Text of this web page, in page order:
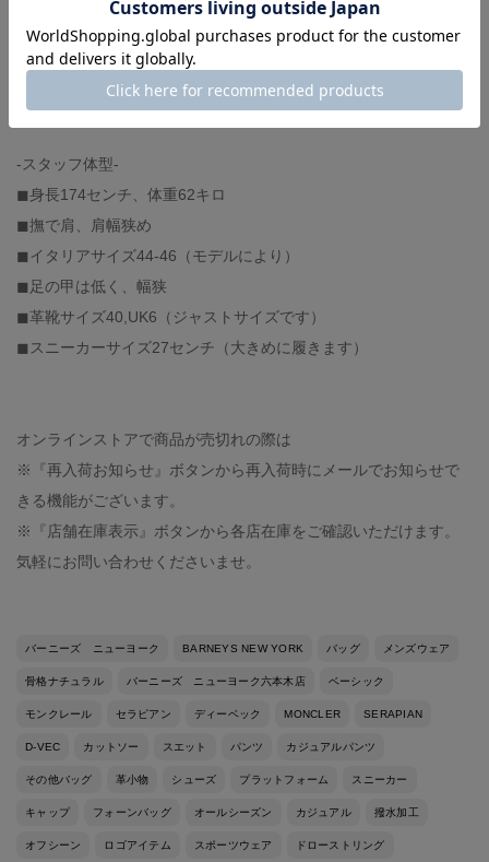
pants :D-VEC ALMOSTBLACK（着用サイズ 1）
shoes :BARNEYS NEW YORK（着用サイズ 41）
phone bag :SERAPIAN
-スタッフ体型-
◼︎身長174センチ、体重62キロ
◼︎撫で肩、肩幅狭め
◼︎イタリアサイズ44-46（モデルにより）
◼︎足の甲は低く、幅狭
◼︎革靴サイズ40,UK6（ジャストサイズです）
◼︎スニーカーサイズ27センチ（大きめに履きます）
オンラインストアで商品が売切れの際は
※『再入荷お知らせ』ボタンから再入荷時にメールでお知らせで
きる機能がございます。
※『店舗在庫表示』ボタンから各店在庫をご確認いただけます。
気軽にお問い合わせくださいませ。
バーニーズ ニューヨーク BARNEYS NEW YORK バッグ メンズウェア
骨格ナチュラル バーニーズ ニューヨーク六本木店 ベーシック
モンクレール セラピアン ディーベック MONCLER SERAPIAN
D-VEC カットソー スエット パンツ カジュアルパンツ
その他バッグ 革小物 シューズ プラットフォーム スニーカー
キャップ フォーンバッグ オールシーズン カジュアル 撥水加工
オフシーン ロゴアイテム スポーツウェア ドローストリング